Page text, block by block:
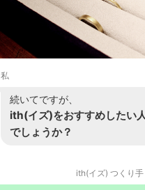
私
続いてですが、
ith(イズ)をおすすめしたい
でしょうか？
ith(イズ) つくり